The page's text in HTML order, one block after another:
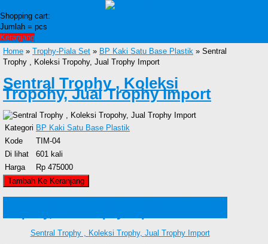
Shopping cart:
Jumlah = pcs
Keranjang
Home » Trophy-Piala Set » BP Kaki Satu Base Plastik » Sentral
Trophy , Koleksi Tropohy, Jual Trophy Import
Sentral Trophy , Koleksi
Tropohy, Jual Trophy Import
Kategori BP Kaki Satu Base Plastik
Kode
TIM-04
Di lihat
601 kali
Harga
Rp 475000
Sentral Trophy , Koleksi Trophy, Jual Trophy Import